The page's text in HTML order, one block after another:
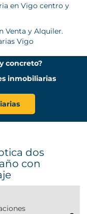
en Vigo centro y
Venta y Alquiler.
Vigo
concreto?
inmobiliarias
dos
con